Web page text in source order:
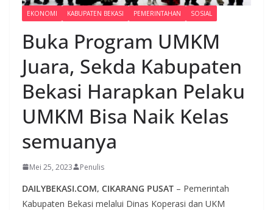
EKONOMI KABUPATEN BEKASI PEMERINTAHAN SOSIAL
Buka Program UMKM
Juara, Sekda Kabupaten
Bekasi Harapkan Pelaku
UMKM Bisa Naik Kelas
semuanya
Mei 25, 2023 Penulis
DAILYBEKASI.COM, CIKARANG PUSAT – Pemerintah
Kabupaten Bekasi melalui Dinas Koperasi dan UKM